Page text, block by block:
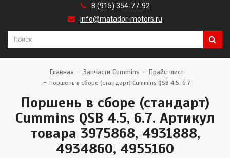
8 (915) 354-77-92
info@matador-motors.ru
Главная Запчасти Cummins Прайс-лист
Поршень в сборе (стандарт) Cummins QSB 4.5, 6.7
Поршень в сборе (стандарт)
Cummins QSB 4.5, 6.7. Артикул
товара 3975868, 4931888,
4934860, 4955160